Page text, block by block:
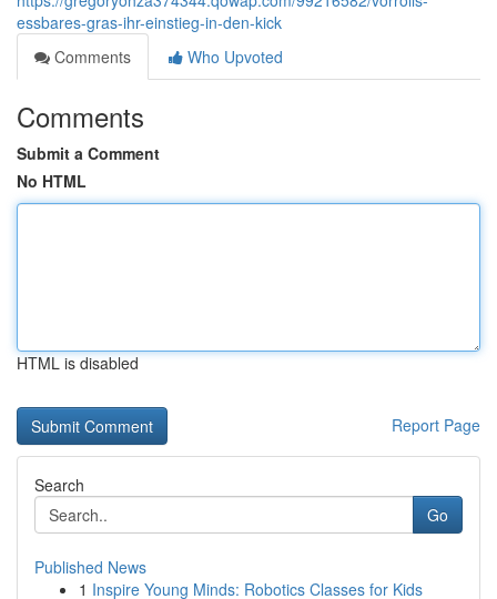
essbares-gras-ihr-einstieg-in-den-kick
Comments
Who Upvoted
Comments
Submit a Comment
No HTML
HTML is disabled
Report Page
Search
Go
Published News
1 Inspire Young Minds: Robotics Classes for Kids